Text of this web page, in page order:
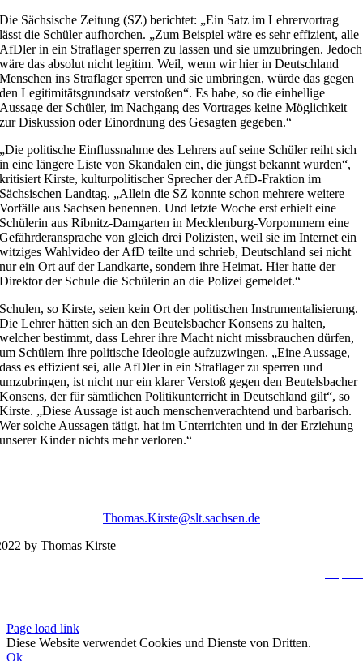
Die Sächsische Zeitung (SZ) berichtet: „Ein Satz im Lehrervortrag
lässt die Schüler aufhorchen. „Zum Beispiel wäre es sehr effizient, alle
AfDler in ein Straflager sperren zu lassen und sie umzubringen. Jedoch
wäre das absolut nicht legitim. Weil, wenn wir hier in Deutschland
Menschen ins Straflager sperren und sie umbringen, würde das gegen
den Legitimitätsgrundsatz verstoßen“. Es habe, so die einhellige
Aussage der Schüler, im Nachgang des Vortrages keine Möglichkeit
zur Diskussion oder Einordnung des Gesagten gegeben.“
„Die politische Einflussnahme des Lehrers auf seine Schüler reiht sich
in eine längere Liste von Skandalen ein, die jüngst bekannt wurden“,
kritisiert Kirste, kulturpolitischer Sprecher der AfD-Fraktion im
Sächsischen Landtag. „Allein die SZ konnte schon mehrere weitere
Vorfälle aus Sachsen benennen. Und letzte Woche erst erhielt eine
Schülerin aus Ribnitz-Damgarten in Mecklenburg-Vorpommern eine
Gefährderansprache von gleich drei Polizisten, weil sie im Internet ein
witziges Wahlvideo der AfD teilte und schrieb, Deutschland sei nicht
nur ein Ort auf der Landkarte, sondern ihre Heimat. Hier hatte der
Direktor der Schule die Schülerin an die Polizei gemeldet.“
Schulen, so Kirste, seien kein Ort der politischen Instrumentalisierung.
Die Lehrer hätten sich an den Beutelsbacher Konsens zu halten,
welcher bestimmt, dass Lehrer ihre Macht nicht missbrauchen dürfen,
um Schülern ihre politische Ideologie aufzuzwingen. „Eine Aussage,
dass es effizient sei, alle AfDler in ein Straflager zu sperren und
umzubringen, ist nicht nur ein klarer Verstoß gegen den Beutelsbacher
Konsens, der für sämtlichen Politikunterricht in Deutschland gilt“, so
Kirste. „Diese Aussage ist auch menschenverachtend und barbarisch.
Wer solche Aussagen tätigt, hat im Unterrichten und in der Erziehung
unserer Kinder nichts mehr verloren.“
Thomas.Kirste@slt.sachsen.de
by Thomas Kirste
Page load link
Diese Website verwendet Cookies und Dienste von Dritten.
Ok